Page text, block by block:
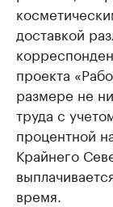
доставкой
проекта
размере не
труда с
процентной
Крайнего
время.